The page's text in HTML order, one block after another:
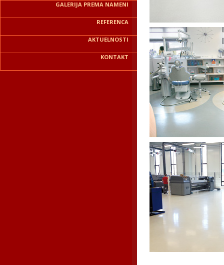
GALERIJA PREMA NAMENI
REFERENCA
AKTUELNOSTI
KONTAKT